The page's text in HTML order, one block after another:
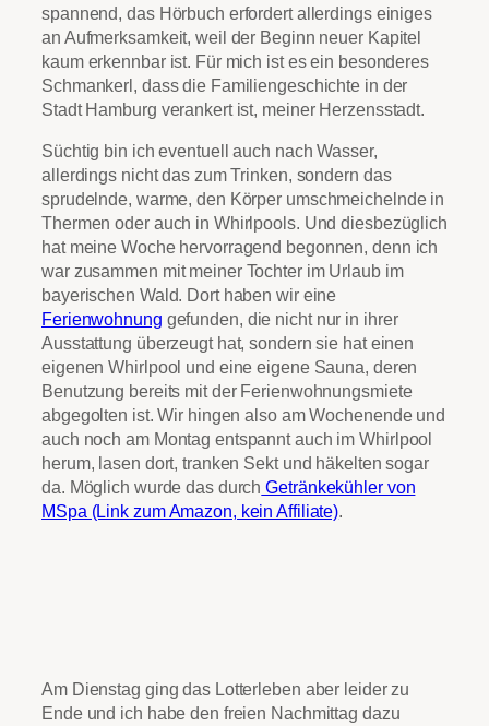
spannend, das Hörbuch erfordert allerdings einiges
an Aufmerksamkeit, weil der Beginn neuer Kapitel
kaum erkennbar ist. Für mich ist es ein besonderes
Schmankerl, dass die Familiengeschichte in der
Stadt Hamburg verankert ist, meiner Herzensstadt.
Süchtig bin ich eventuell auch nach Wasser,
allerdings nicht das zum Trinken, sondern das
sprudelnde, warme, den Körper umschmeichelnde in
Thermen oder auch in Whirlpools. Und diesbezüglich
hat meine Woche hervorragend begonnen, denn ich
war zusammen mit meiner Tochter im Urlaub im
bayerischen Wald. Dort haben wir eine
Ferienwohnung gefunden, die nicht nur in ihrer
Ausstattung überzeugt hat, sondern sie hat einen
eigenen Whirlpool und eine eigene Sauna, deren
Benutzung bereits mit der Ferienwohnungsmiete
abgegolten ist. Wir hingen also am Wochenende und
auch noch am Montag entspannt auch im Whirlpool
herum, lasen dort, tranken Sekt und häkelten sogar
da. Möglich wurde das durch Getränkekühler von
MSpa (Link zum Amazon, kein Affiliate).
Am Dienstag ging das Lotterleben aber leider zu
Ende und ich habe den freien Nachmittag dazu